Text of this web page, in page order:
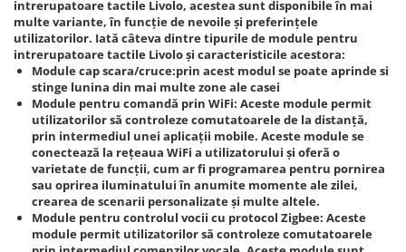
intrerupatoare tactile Livolo, acestea sunt disponibile în mai
multe variante, în funcție de nevoile și preferințele
utilizatorilor. Iată câteva dintre tipurile de module pentru
intrerupatoare tactile Livolo și caracteristicile acestora:
Module cap scara/cruce:prin acest modul se poate aprinde si
stinge lunina din mai multe zone ale casei
Module pentru comandă prin WiFi: Aceste module permit
utilizatorilor să controleze comutatoarele de la distanță,
prin intermediul unei aplicații mobile. Aceste module se
conectează la rețeaua WiFi a utilizatorului și oferă o
varietate de funcții, cum ar fi programarea pentru pornirea
sau oprirea iluminatului în anumite momente ale zilei,
crearea de scenarii personalizate și multe altele.
Module pentru controlul vocii cu protocol Zigbee: Aceste
module permit utilizatorilor să controleze comutatoarele